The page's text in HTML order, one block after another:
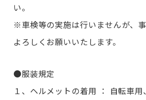
い。
※車検等の実施は行いませんが、
よろしくお願いいたします。
●服装規定
１、ヘルメットの着用 ： 自転車